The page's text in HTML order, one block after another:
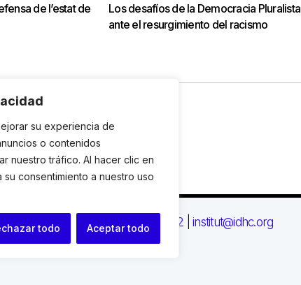
su experiencia de
o contenidos
nuestro tráfico. Al hacer clic en
su consentimiento a nuestro uso
todo Aceptar todo
de l’estat de
Los desafíos de la Democracia Pluralista
ante el resurgimiento del racismo
con el filtro seleccionado.
los filtros?
Barcelona | T.: +34 93 119 03 72 institut@idhc.org